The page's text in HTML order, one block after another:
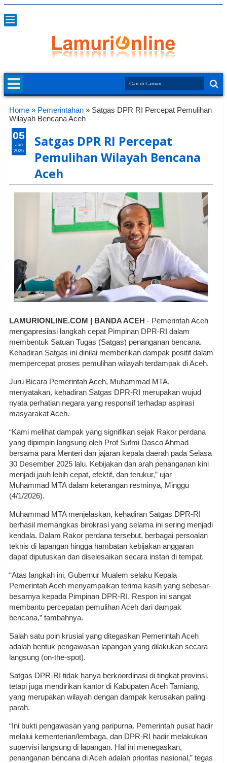
Home » Pemerintahan » Satgas DPR RI Percepat Pemulihan
Wilayah Bencana Aceh
Satgas DPR RI Percepat
Pemulihan Wilayah Bencana
Aceh
LAMURIONLINE.COM | BANDA ACEH - Pemerintah Aceh
mengapresiasi langkah cepat Pimpinan DPR-RI dalam
membentuk Satuan Tugas (Satgas) penanganan bencana.
Kehadiran Satgas ini dinilai memberikan dampak positif dalam
mempercepat proses pemulihan wilayah terdampak di Aceh.
Juru Bicara Pemerintah Aceh, Muhammad MTA,
menyatakan, kehadiran Satgas DPR-RI merupakan wujud
nyata perhatian negara yang responsif terhadap aspirasi
masyarakat Aceh.
“Kami melihat dampak yang signifikan sejak Rakor perdana
yang dipimpin langsung oleh Prof Sufmi Dasco Ahmad
bersama para Menteri dan jajaran kepala daerah pada Selasa
30 Desember 2025 lalu. Kebijakan dan arah penanganan kini
menjadi jauh lebih cepat, efektif, dan terukur,” ujar
Muhammad MTA dalam keterangan resminya, Minggu
(4/1/2026).
Muhammad MTA menjelaskan, kehadiran Satgas DPR-RI
berhasil memangkas birokrasi yang selama ini sering menjadi
kendala. Dalam Rakor perdana tersebut, berbagai persoalan
teknis di lapangan hingga hambatan kebijakan anggaran
dapat diputuskan dan diselesaikan secara instan di tempat.
“Atas langkah ini, Gubernur Mualem selaku Kepala
Pemerintah Aceh menyampaikan terima kasih yang sebesar-
besarnya kepada Pimpinan DPR-RI. Respon ini sangat
membantu percepatan pemulihan Aceh dari dampak
bencana,” tambahnya.
Salah satu poin krusial yang ditegaskan Pemerintah Aceh
adalah bentuk pengawasan lapangan yang dilakukan secara
langsung (on-the-spot).
Satgas DPR-RI tidak hanya berkoordinasi di tingkat provinsi,
tetapi juga mendirikan kantor di Kabupaten Aceh Tamiang,
yang merupakan wilayah dengan dampak kerusakan paling
parah.
“Ini bukti pengawasan yang paripurna. Pemerintah pusat hadir
melalui kementerian/lembaga, dan DPR-RI hadir melakukan
supervisi langsung di lapangan. Hal ini menegaskan,
penanganan bencana di Aceh adalah prioritas nasional,” tegas
05
Jan
2026